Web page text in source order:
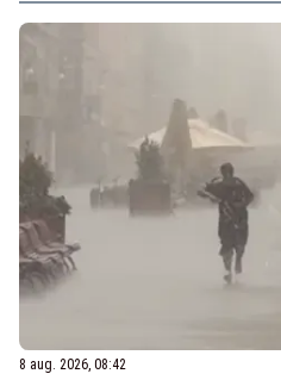
8 aug. 2026, 08:42